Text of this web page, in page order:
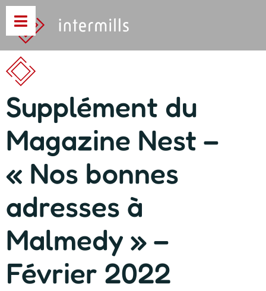
Supplément du
Magazine Nest –
« Nos bonnes
adresses à
Malmedy » –
Février 2022